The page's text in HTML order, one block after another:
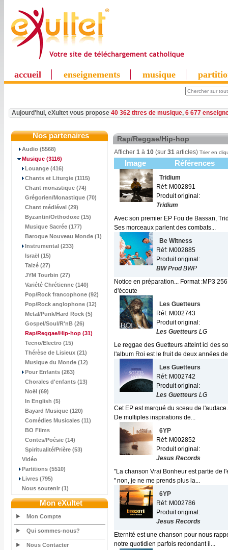
accueil enseignements musique
Aujourd'hui, eXultet vous propose 40 362 titres de musique, 6 677
Nos partenaires
Audio (5568)
Musique (3116)
Louange (416)
Chants et Liturgie (1115)
Chant monastique (74)
Grégorien/Monastique (70)
Chant médiéval (29)
Byzantin/Orthodoxe (15)
Musique Sacrée (177)
Baroque Nouveau Monde (1)
Instrumental (233)
Israël (15)
Taizé (27)
JYM Tourbin (27)
Variété Chrétienne (140)
Pop/Rock francophone (92)
Pop/Rock anglophone (12)
Metal/Punk/Hard Rock (5)
Gospel/Soul/R'nB (26)
Rap/Reggae/Hip-hop (31)
Tecno/Electro (15)
Thérèse de Lisieux (21)
Musique du Monde (12)
Pour Enfants (263)
Chorales d'enfants (13)
Noël (69)
In English (5)
Bayard Musique (120)
Comédies Musicales (11)
BO Films
Contes/Poésie (14)
Spiritualité/Prière (53)
Vidéo
Partitions (5510)
Livres (795)
Nous soutenir (1)
Mon eXultet
Mon Compte
Qui sommes-nous?
Nous Contacter
Rap/Reggae/Hip-hop
Afficher 1 à 10 (sur 31 articles) Trier en
Image Références
Tridium
Réf: M002891
Produit original:
Tridium
Avec son premier EP Fou de Bassan,
Ses morceaux parlent des combats...
Be Witness
Réf: M002885
Produit original:
BW ProdBWP
Notice en préparation... Format :MP3
d'écoute
Les Guetteurs
Réf: M002743
Produit original:
Les Guetteurs LG
Le reggae des Guetteurs atteint ici des
l'album Roi est le fruit de deux années
Les Guetteurs
Réf: M002742
Produit original:
Les Guetteurs LG
Cet EP est marqué du sceau de
De multiples inspirations de...
6YP
Réf: M002852
Produit original:
Jesus Records
"La chanson Vrai Bonheur est partie de
" non, je ne me prends plus la...
6YP
Réf: M002786
Produit original:
Jesus Records
Eternité est une chanson pour nous
notre quotidien parfois redondant il...